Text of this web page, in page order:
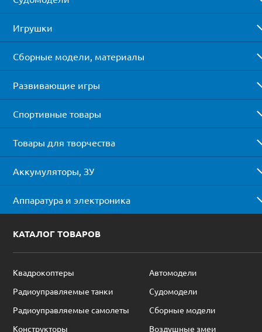
Игрушки
Сборные модели, материалы
Развивающие игры
Спортивные товары
Товары для творчества
Аккумуляторы, ЗУ
Аппаратура и электроника
КАТАЛОГ ТОВАРОВ
Квадрокоптеры
Автомодели
Радиоуправляемые танки
Судомодели
Радиоуправляемые самолеты
Сборные модели
Конструкторы
Воздушные змеи